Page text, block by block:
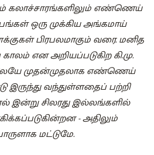
கலாச்சாரங்களிலும் எண்ணெய்
ஒரு முக்கிய அங்கமாய்
பிரபலமாகும் வரை. மனித
என அறியப்படுகிற கி.மு.
முதன்முதலாக எண்ணெய்
இருந்து வந்துள்ளதைப் பற்றி
இன்று சிலரது இல்லங்களில்
- அதிலும்
மட்டுமே.